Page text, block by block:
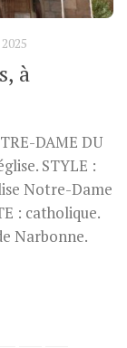
à
DAME DU
STYLE :
Notre-Dame
: catholique.
Narbonne.